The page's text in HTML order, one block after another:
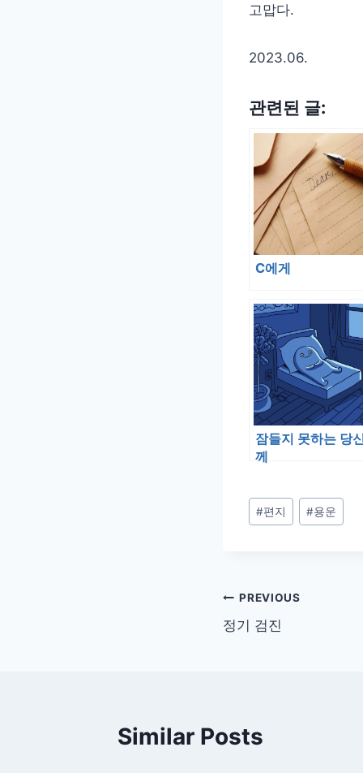
고맙다.
2023.06.
관련된 글:
C에게
잠들지 못하는 당
께
Post
Tags:
#편지 #용운
글
탐
PREVIOUS
정기 검진
Similar Posts